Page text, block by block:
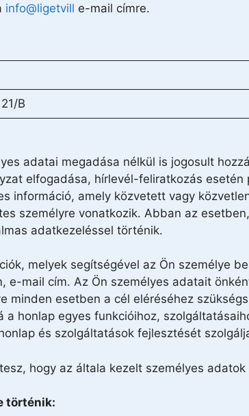
info@ligetvill e-mail címre.
B
adatai megadása nélkül is jogosult
elfogadása, hírlevél-feliratkozás
információ, amely közvetett vagy
személyre vonatkozik. Abban az
adatkezeléssel történik.
melyek segítségével az Ön személye
e-mail cím. Az Ön személyes adatait
minden esetben a cél eléréséhez
honlap egyes funkcióihoz,
és szolgáltatások fejlesztését
hogy az általa kezelt személyes
történik: